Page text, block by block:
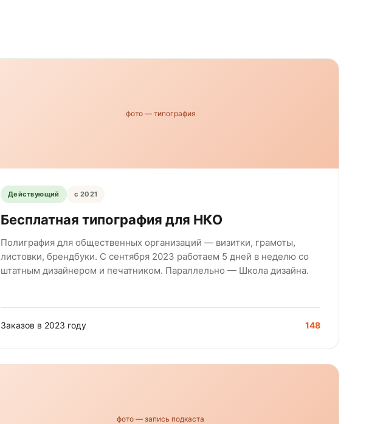
фото — типография
Действующий с 2021
Бесплатная типография для НКО
Полиграфия для общественных организаций — визитки, грамоты,
листовки, брендбуки. С сентября 2023 работаем 5 дней в неделю со
штатным дизайнером и печатником. Параллельно — Школа дизайна.
Заказов в 2023 году 148
фото — запись подкаста